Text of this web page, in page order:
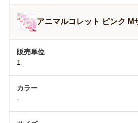
アニマルコレット ピンク M
1
-